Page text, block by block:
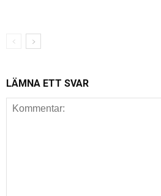
LÄMNA ETT SVAR